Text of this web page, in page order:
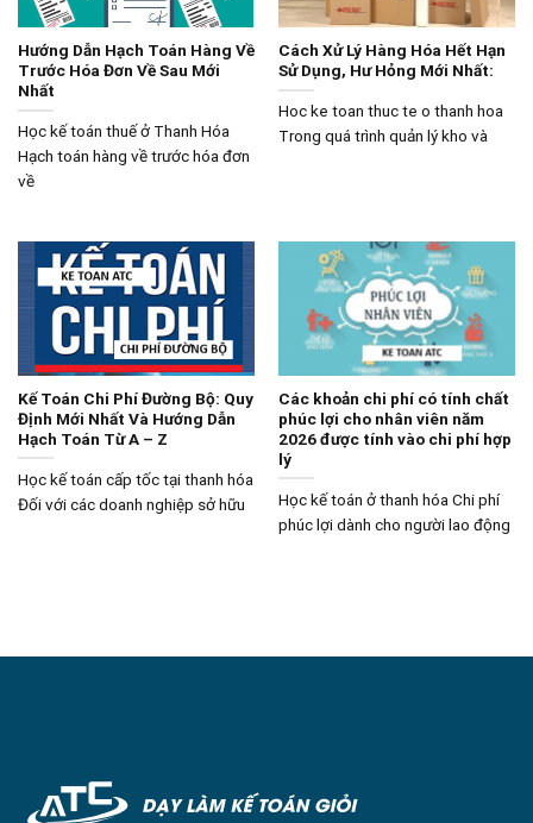
Hướng Dẫn Hạch Toán Hàng Về
Trước Hóa Đơn Về Sau Mới
Nhất
Học kế toán thuế ở Thanh Hóa
Hạch toán hàng về trước hóa đơn
về
Cách Xử Lý Hàng Hóa Hết Hạn
Sử Dụng, Hư Hỏng Mới Nhất:
Hoc ke toan thuc te o thanh hoa
Trong quá trình quản lý kho và
Kế Toán Chi Phí Đường Bộ: Quy
Định Mới Nhất Và Hướng Dẫn
Hạch Toán Từ A – Z
Học kế toán cấp tốc tại thanh hóa
Đối với các doanh nghiệp sở hữu
Các khoản chi phí có tính chất
phúc lợi cho nhân viên năm
2026 được tính vào chi phí hợp
lý
Học kế toán ở thanh hóa Chi phí
phúc lợi dành cho người lao động